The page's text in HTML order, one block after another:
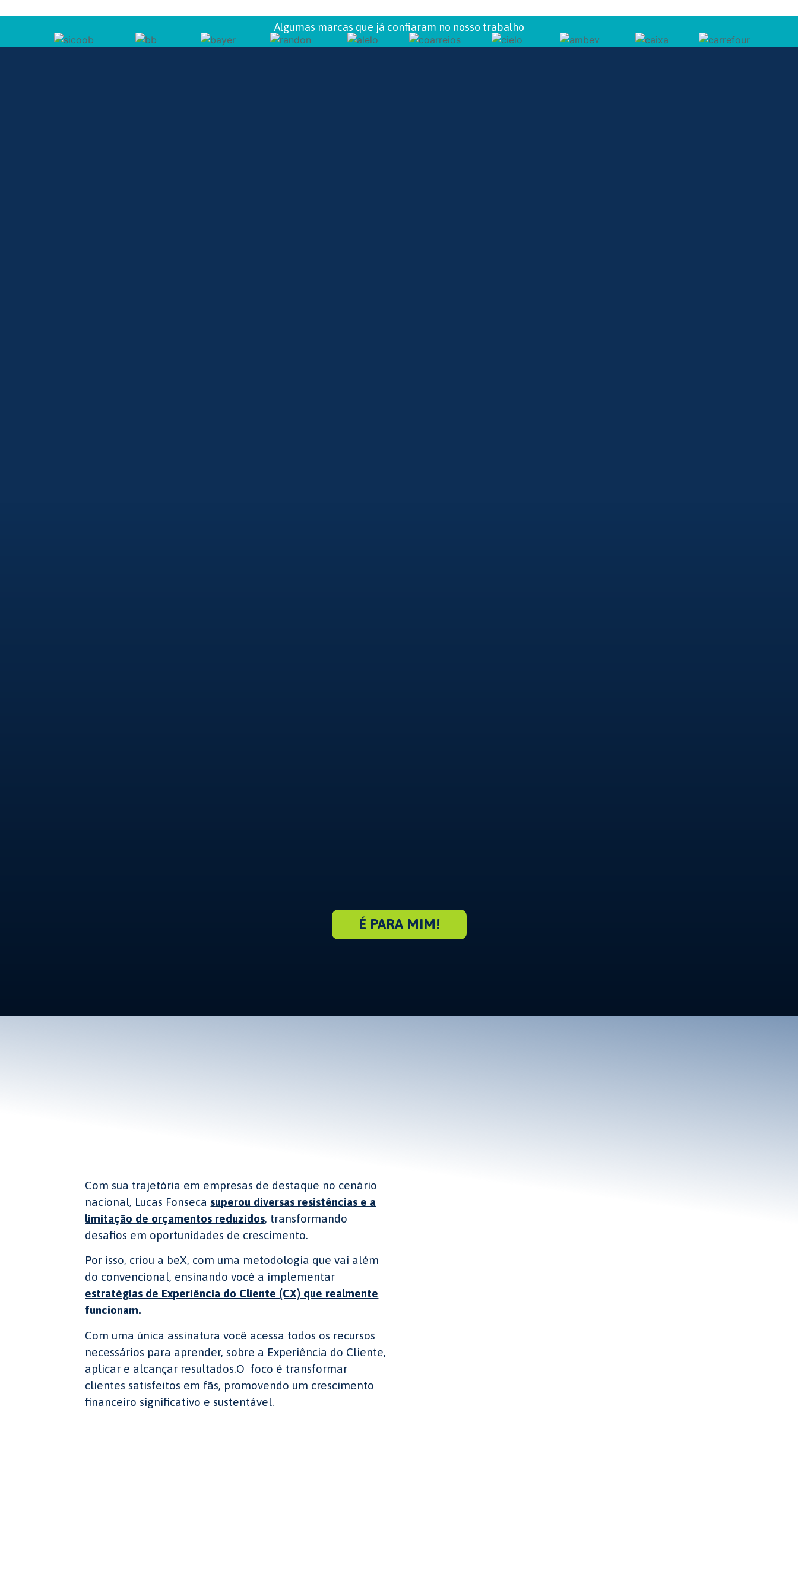
Algumas marcas que já confiaram no nosso trabalho
É PARA MIM!
Com sua trajetória em empresas de destaque no cenário
nacional, Lucas Fonseca superou diversas resistências e a
limitação de orçamentos reduzidos, transformando
desafios em oportunidades de crescimento.
Por isso, criou a beX, com uma metodologia que vai além
do convencional, ensinando você a implementar
estratégias de Experiência do Cliente (CX) que realmente
funcionam.
Com uma única assinatura você acessa todos os recursos
necessários para aprender, sobre a Experiência do Cliente,
aplicar e alcançar resultados.O foco é transformar
clientes satisfeitos em fãs, promovendo um crescimento
financeiro significativo e sustentável.